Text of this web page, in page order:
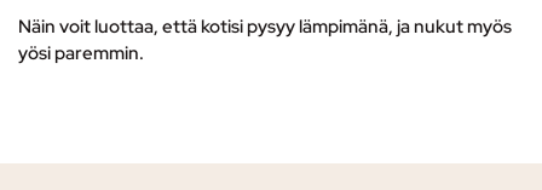
Näin voit luottaa, että kotisi pysyy lämpimänä, ja nukut myös
yösi paremmin.